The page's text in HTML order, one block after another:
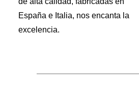
España e Italia, nos encanta la
excelencia.